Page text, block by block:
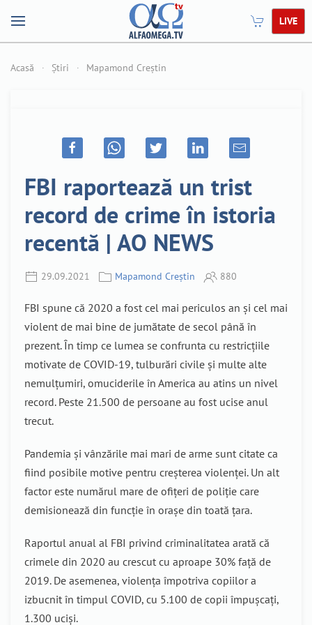
LIVE
Acasă Știri Mapamond Creștin
FBI raportează un trist
record de crime în istoria
recentă | AO NEWS
29.09.2021 Mapamond Creștin 880
FBI spune că 2020 a fost cel mai periculos an și cel mai
violent de mai bine de jumătate de secol până în
prezent. În timp ce lumea se confrunta cu restricțiile
motivate de COVID-19, tulburări civile și multe alte
nemulțumiri, omuciderile în America au atins un nivel
record. Peste 21.500 de persoane au fost ucise anul
trecut.
Pandemia și vânzările mai mari de arme sunt citate ca
fiind posibile motive pentru creșterea violenței. Un alt
factor este numărul mare de ofițeri de poliție care
demisionează din funcție în orașe din toată țara.
Raportul anual al FBI privind criminalitatea arată că
crimele din 2020 au crescut cu aproape 30% față de
2019. De asemenea, violența împotriva copiilor a
izbucnit în timpul COVID, cu 5.100 de copii împușcați,
1.300 uciși.